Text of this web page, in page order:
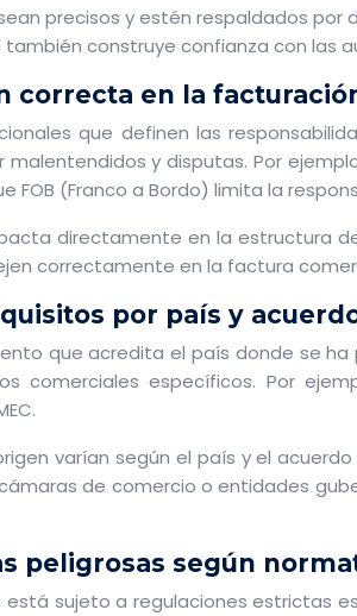
precisos y estén respaldados
construye confianza con las
correcta en la
que definen las
y disputas. Por
FOB (Franco a Bordo) limita la
directamente en la estructura
correctamente en la factura
por país y
que acredita el país donde se
comerciales específicos. Por
varían según el país y el
de comercio o entidades
peligrosas según
sujeto a regulaciones estrictas